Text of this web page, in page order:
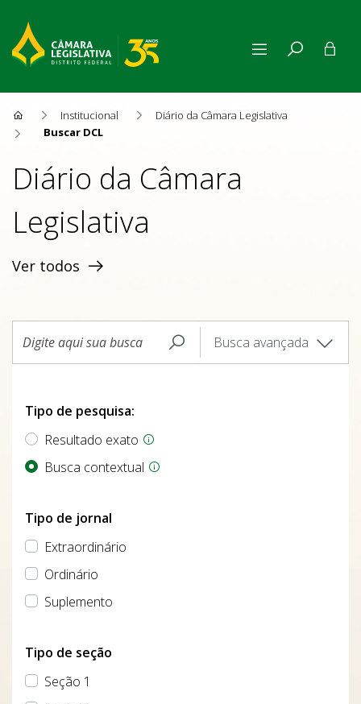
Institucional
Diário da Câmara Legislativa
Buscar DCL
Buscar DCL
Diário da Câmara
Legislativa
Ver todos
Busca avançada
Tipo de pesquisa:
Resultado exato
Busca contextual
Tipo de jornal
Extraordinário
Ordinário
Suplemento
Tipo de seção
Seção 1